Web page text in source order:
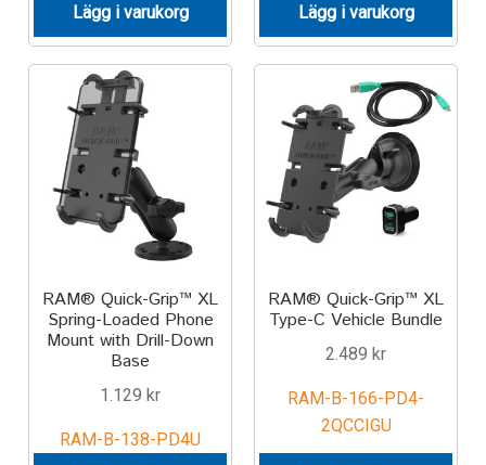
GDS Tech
GDS Tech Tab-Lock
IntelliSkin
No-Drill
Power-Grip
Quick-Grip
RAM X-Grip
Lägg i varukorg
Lägg i varukorg
RAM® Quick-Grip™ XL
Spring-Loaded Phone
Mount with Drill-Down
Base
1.129 kr
RAM-B-138-PD4U
RAM® Quick-Grip™ XL
Type-C Vehicle Bundle
2.489 kr
RAM-B-166-PD4-
2QCCIGU